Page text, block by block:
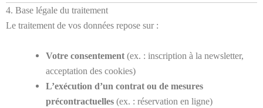
4. Base légale du traitement
Le traitement de vos données repose sur :
Votre consentement (ex. : inscription à la newsletter,
acceptation des cookies)
L’exécution d’un contrat ou de mesures
précontractuelles (ex. : réservation en ligne)